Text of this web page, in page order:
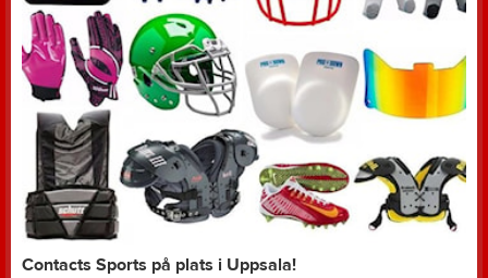
Contacts Sports på plats i Uppsala!